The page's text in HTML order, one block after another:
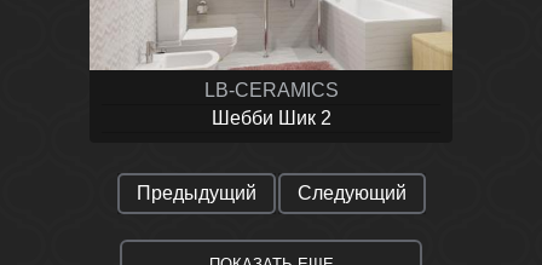
LB-CERAMICS
Шебби Шик 2
Предыдущий Следующий